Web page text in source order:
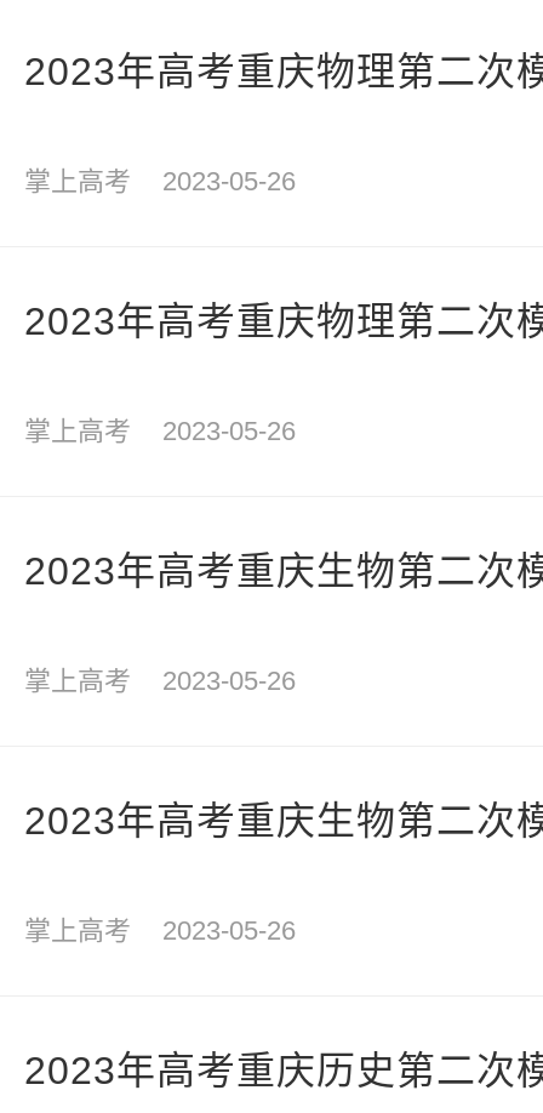
2023年高考重庆物理第二次
掌上高考 2023-05-26
2023年高考重庆物理第二次
掌上高考 2023-05-26
2023年高考重庆生物第二次
掌上高考 2023-05-26
2023年高考重庆生物第二次
掌上高考 2023-05-26
2023年高考重庆历史第二次